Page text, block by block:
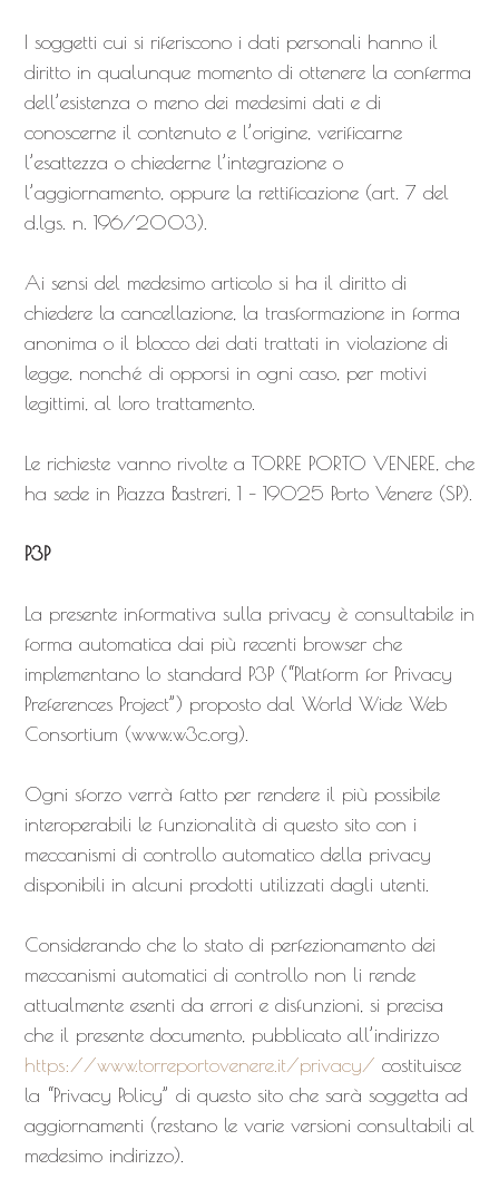
I soggetti cui si riferiscono i dati personali hanno il
diritto in qualunque momento di ottenere la conferma
dell’esistenza o meno dei medesimi dati e di
conoscerne il contenuto e l’origine, verificarne
l’esattezza o chiederne l’integrazione o
l’aggiornamento, oppure la rettificazione (art. 7 del
d.lgs. n. 196/2003).
Ai sensi del medesimo articolo si ha il diritto di
chiedere la cancellazione, la trasformazione in forma
anonima o il blocco dei dati trattati in violazione di
legge, nonché di opporsi in ogni caso, per motivi
legittimi, al loro trattamento.
Le richieste vanno rivolte a TORRE PORTO VENERE, che
ha sede in Piazza Bastreri, 1 – 19025 Porto Venere (SP).
P3P
La presente informativa sulla privacy è consultabile in
forma automatica dai più recenti browser che
implementano lo standard P3P (“Platform for Privacy
Preferences Project”) proposto dal World Wide Web
Consortium (www.w3c.org).
Ogni sforzo verrà fatto per rendere il più possibile
interoperabili le funzionalità di questo sito con i
meccanismi di controllo automatico della privacy
disponibili in alcuni prodotti utilizzati dagli utenti.
Considerando che lo stato di perfezionamento dei
meccanismi automatici di controllo non li rende
attualmente esenti da errori e disfunzioni, si precisa
che il presente documento, pubblicato all’indirizzo
https://www.torreportovenere.it/privacy/ costituisce
la “Privacy Policy” di questo sito che sarà soggetta ad
aggiornamenti (restano le varie versioni consultabili al
medesimo indirizzo).